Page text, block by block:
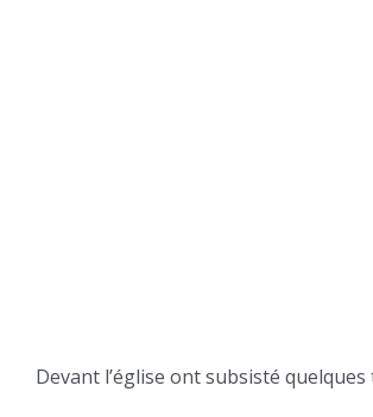
Devant l’église ont subsisté